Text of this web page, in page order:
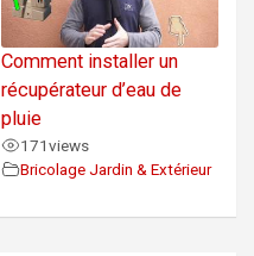
Comment installer un
récupérateur d’eau de
pluie
171views
Bricolage Jardin & Extérieur